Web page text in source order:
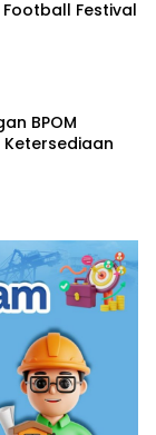
Festival
BPOM